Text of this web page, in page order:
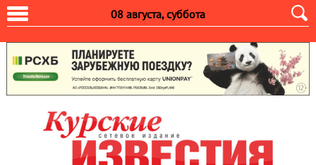
08 августа, суббота